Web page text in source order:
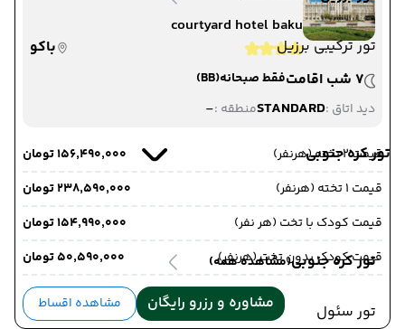
تور ترکیبی برزیل
تور کره جنوبی
تور کره جنوبی(مشاهده همه)
تور سئول
courtyard hotel baku
باکو
7 شب اقامت
فقط صبحانه(BB)
دید اتاق :STANDARDمنطقه :-
قیمت 2 تخته (هرنفر)
۱۵۶٬۴۹۰٬۰۰۰ تومان
قیمت 1 تخته (هرنفر)
۲۳۸٬۵۹۰٬۰۰۰ تومان
قیمت کودک با تخت (هر نفر)
۱۵۴٬۹۹۰٬۰۰۰ تومان
قیمت کودک بدون تخت (هرنفر)
۵۰٬۵۹۰٬۰۰۰ تومان
مشاوره و رزرو رایگان مشاهده اقساط